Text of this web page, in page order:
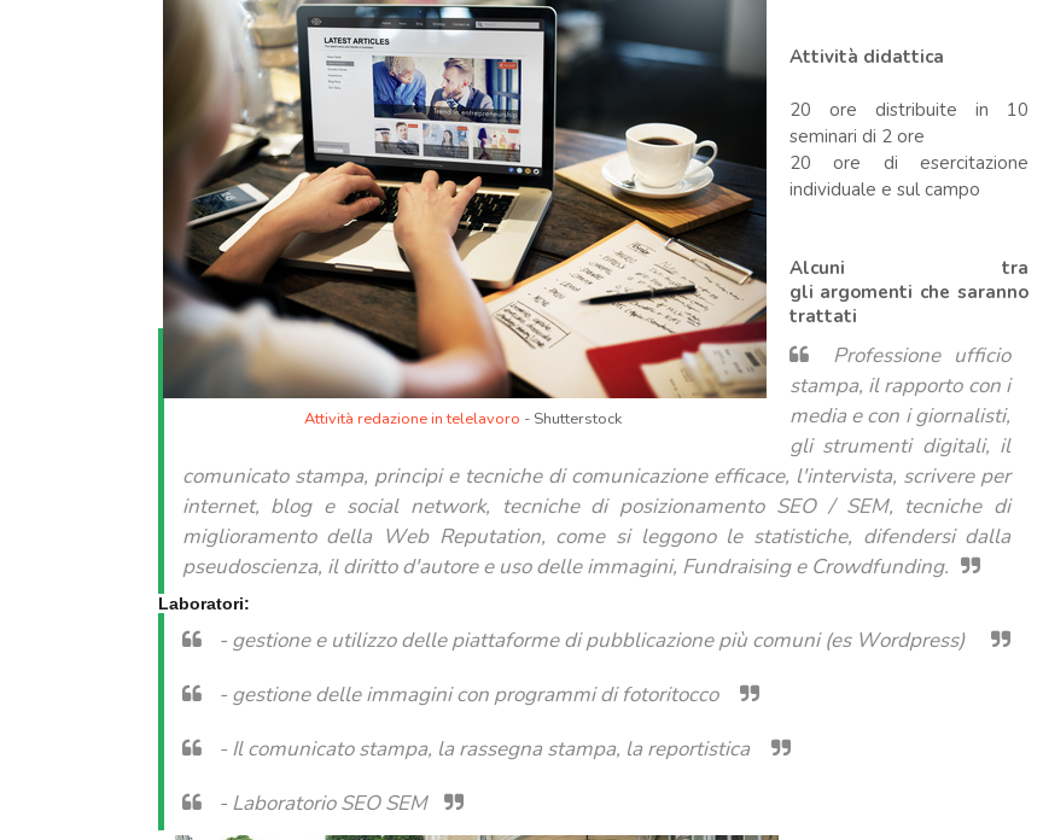
Attività redazione in telelavoro - Shutterstock
Attività didattica
20 ore distribuite in 10
seminari di 2 ore
20 ore di esercitazione
individuale e sul campo
Alcuni tra
gli argomenti che saranno
trattati
Professione ufficio
stampa, il rapporto con i
media e con i giornalisti,
gli strumenti digitali, il
comunicato stampa, principi e tecniche di comunicazione efficace, l'intervista, scrivere per
internet, blog e social network, tecniche di posizionamento SEO / SEM, tecniche di
miglioramento della Web Reputation, come si leggono le statistiche, difendersi dalla
pseudoscienza, il diritto d'autore e uso delle immagini, Fundraising e Crowdfunding.
Laboratori:
- gestione e utilizzo delle piattaforme di pubblicazione più comuni (es Wordpress)
- gestione delle immagini con programmi di fotoritocco
- Il comunicato stampa, la rassegna stampa, la reportistica
- Laboratorio SEO SEM